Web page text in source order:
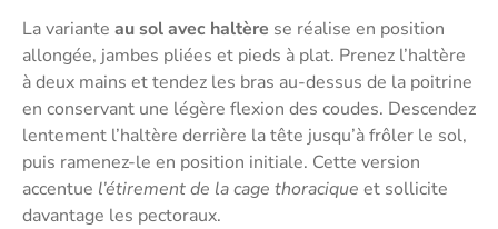
La variante au sol avec haltère se réalise en position
allongée, jambes pliées et pieds à plat. Prenez l’haltère
à deux mains et tendez les bras au-dessus de la poitrine
en conservant une légère flexion des coudes. Descendez
lentement l’haltère derrière la tête jusqu’à frôler le sol,
puis ramenez-le en position initiale. Cette version
accentue l’étirement de la cage thoracique et sollicite
davantage les pectoraux.